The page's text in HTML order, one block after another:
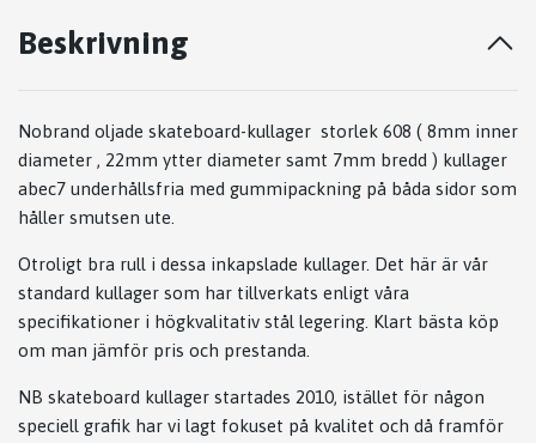
Beskrivning
Nobrand oljade skateboard-kullager storlek 608 ( 8mm inner
diameter , 22mm ytter diameter samt 7mm bredd ) kullager
abec7 underhållsfria med gummipackning på båda sidor som
håller smutsen ute.
Otroligt bra rull i dessa inkapslade kullager. Det här är vår
standard kullager som har tillverkats enligt våra
specifikationer i högkvalitativ stål legering. Klart bästa köp
om man jämför pris och prestanda.
NB skateboard kullager startades 2010, istället för någon
speciell grafik har vi lagt fokuset på kvalitet och då framför